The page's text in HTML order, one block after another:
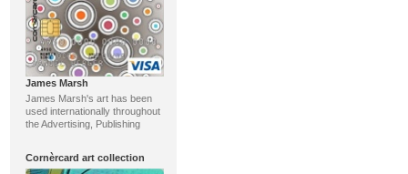
James Marsh
James Marsh's art has been
used internationally throughout
the Advertising, Publishing
Cornèrcard art collection